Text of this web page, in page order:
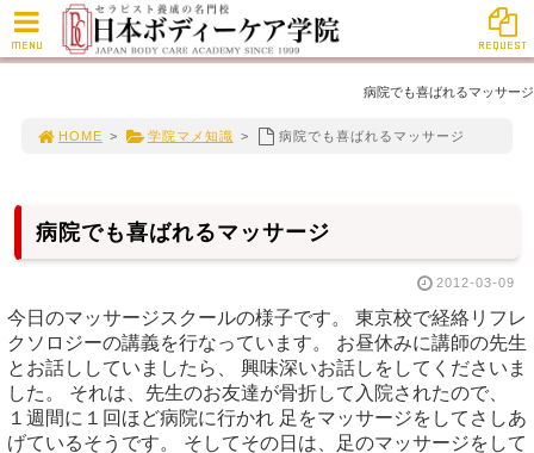
病院でも喜ばれるマッサージ
HOME > 学院マメ知識 > 病院でも喜ばれるマッサージ
病院でも喜ばれるマッサージ
2012-03-09
今日のマッサージスクールの様子です。 東京校で経絡リフレ
クソロジーの講義を行なっています。 お昼休みに講師の先生
とお話ししていましたら、 興味深いお話しをしてくださいま
した。 それは、先生のお友達が骨折して入院されたので、
１週間に１回ほど病院に行かれ 足をマッサージをしてさしあ
げているそうです。 そしてその日は、足のマッサージをして
MENU REQUEST